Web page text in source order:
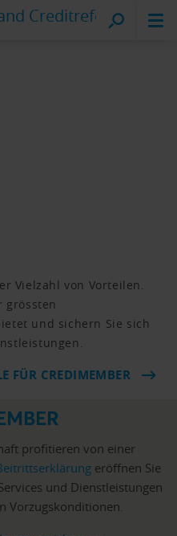
Vielzahl von Vorteilen.
grössten
und sichern Sie sich
FÜR CREDIMEMBER
profitieren von einer
eröffnen Sie
und Dienstleistungen
Vorzugskonditionen.